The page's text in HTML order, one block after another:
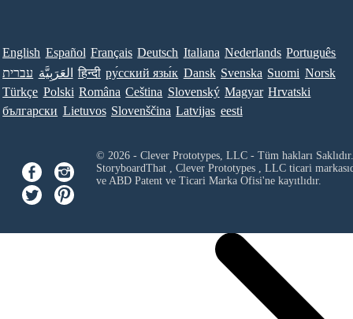
English Español Français Deutsch Italiana Nederlands Português
עברית العَرَبِيَّة हिन्दी ру́сский язы́к Dansk Svenska Suomi Norsk
Türkçe Polski Româna Ceština Slovenský Magyar Hrvatski
български Lietuvos Slovenščina Latvijas eesti
© 2026 - Clever Prototypes, LLC - Tüm hakları Saklıdır.
StoryboardThat , Clever Prototypes , LLCticari
ve ABD Patent ve Ticari Marka Ofisi'ne kayıtlıdır.